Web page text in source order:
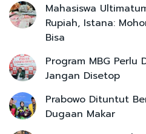
Mahasiswa
Rupiah, Istana:
Bisa
Program MBG Perlu
Jangan Disetop
Prabowo Dituntut
Dugaan Makar